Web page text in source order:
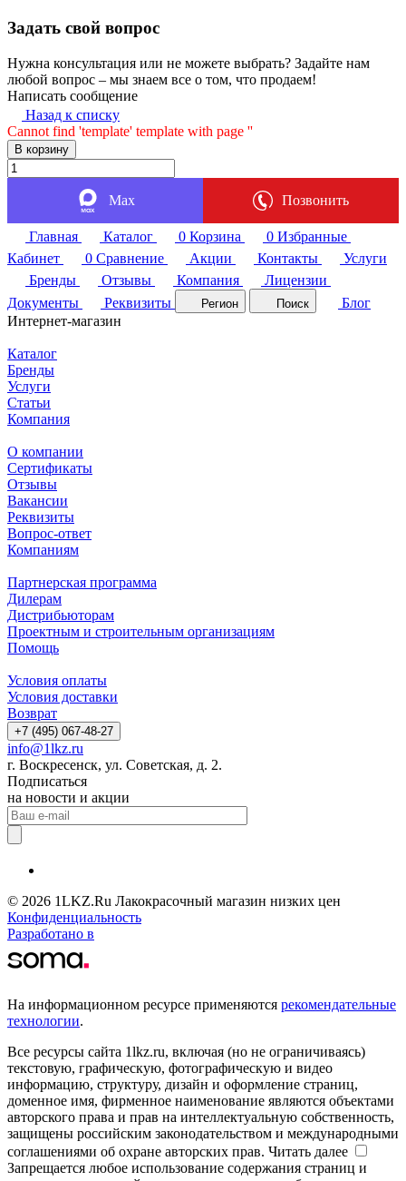
Задать свой вопрос
Нужна консультация или не можете выбрать? Задайте нам
любой вопрос – мы знаем все о том, что продаем!
Написать сообщение
Назад к списку
Cannot find 'template' template with page ''
В корзину
Max Позвонить
Главная Каталог 0 Корзина 0 Избранные
Кабинет
0 Сравнение Акции Контакты
Услуги
Бренды
Отзывы Компания
Лицензии
Документы
Реквизиты Регион Поиск
Блог
Интернет-магазин
Каталог
Бренды
Услуги
Статьи
Компания
О компании
Сертификаты
Отзывы
Вакансии
Реквизиты
Вопрос-ответ
Компаниям
Партнерская программа
Дилерам
Дистрибьюторам
Проектным и строительным организациям
Помощь
Условия оплаты
Условия доставки
Возврат
+7 (495) 067-48-27
info@1lkz.ru
г. Воскресенск, ул. Советская, д. 2.
Подписаться
на новости и акции
© 2026 1LKZ.Ru Лакокрасочный магазин низких цен
Конфиденциальность
Разработано в
На информационном ресурсе применяются рекомендательные
технологии.
Все ресурсы сайта 1lkz.ru, включая (но не ограничиваясь)
текстовую, графическую, фотографическую и видео
информацию, структуру, дизайн и оформление страниц,
доменное имя, фирменное наименование являются объектами
авторского права и прав на интеллектуальную собственность,
защищены российским законодательством и международными
соглашениями об охране авторских прав. Читать далее
Запрещается любое использование содержания страниц и